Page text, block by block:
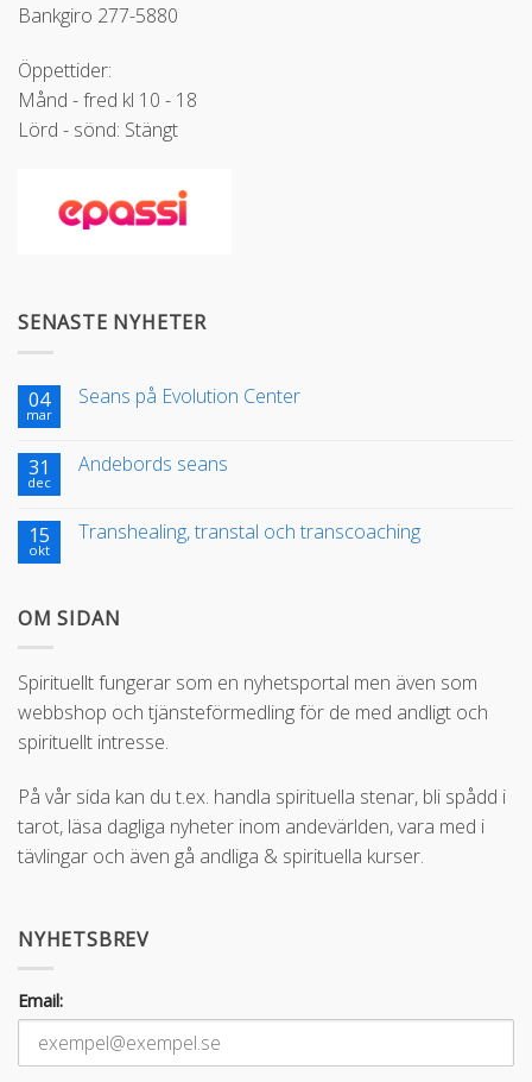
Bankgiro 277-5880
Öppettider:
Månd - fred kl 10 - 18
Lörd - sönd: Stängt
SENASTE NYHETER
04
mar
Seans på Evolution Center
31
dec
Andebords seans
15
okt
Transhealing, transtal och transcoaching
OM SIDAN
Spirituellt fungerar som en nyhetsportal men även som
webbshop och tjänsteförmedling för de med andligt och
spirituellt intresse.
På vår sida kan du t.ex. handla spirituella stenar, bli spådd i
tarot, läsa dagliga nyheter inom andevärlden, vara med i
tävlingar och även gå andliga & spirituella kurser.
NYHETSBREV
Email: